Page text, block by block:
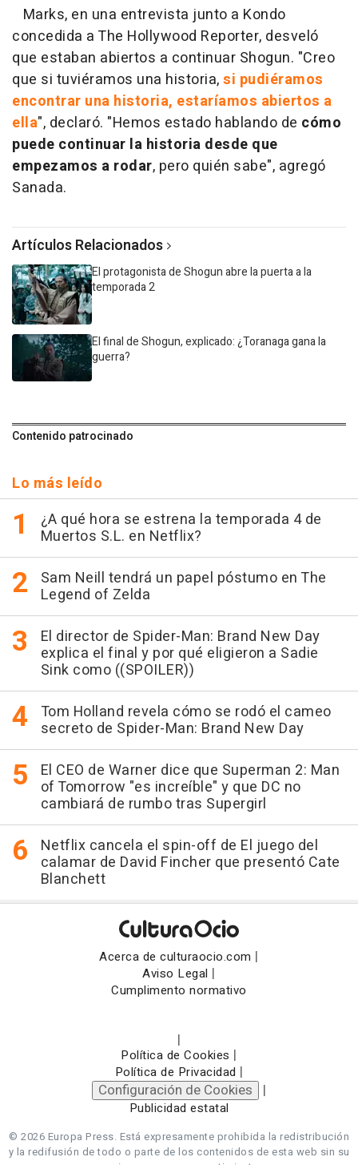
Marks, en una entrevista junto a Kondo
concedida a The Hollywood Reporter, desveló
que estaban abiertos a continuar Shogun. "Creo
que si tuviéramos una historia,si pudiéramos
encontrar una historia, estaríamos abiertos a
ella", declaró. "Hemos estado hablando de cómo
puede continuar la historia desde que
empezamos a rodar, pero quién sabe", agregó
Sanada.
Artículos Relacionados
El protagonista de Shogun abre la puerta a la
temporada 2
El final de Shogun, explicado: ¿Toranaga gana la
guerra?
Contenido patrocinado
Lo más leído
¿A qué hora se estrena la temporada 4 de
Muertos S.L. en Netflix?
Sam Neill tendrá un papel póstumo en The
Legend of Zelda
El director de Spider-Man: Brand New Day
explica el final y por qué eligieron a Sadie
Sink como ((SPOILER))
Tom Holland revela cómo se rodó el cameo
secreto de Spider-Man: Brand New Day
El CEO de Warner dice que Superman 2: Man
of Tomorrow "es increíble" y que DC no
cambiará de rumbo tras Supergirl
Netflix cancela el spin-off de El juego del
calamar de David Fincher que presentó Cate
Blanchett
Acerca de culturaocio.com |
Aviso Legal |
Cumplimento normativo
|
Política de Cookies |
Política de Privacidad |
Configuración de Cookies |
Publicidad estatal
© 2026 Europa Press. Está expresamente prohibida la redistribución
y la redifusión de todo o parte de los contenidos de esta web sin su